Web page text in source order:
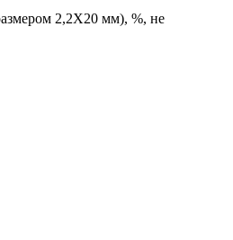
2,2X20 мм), %, не